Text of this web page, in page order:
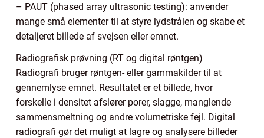
– PAUT (phased array ultrasonic testing): anvender
mange små elementer til at styre lydstrålen og skabe et
detaljeret billede af svejsen eller emnet.
Radiografisk prøvning (RT og digital røntgen)
Radiografi bruger røntgen- eller gammakilder til at
gennemlyse emnet. Resultatet er et billede, hvor
forskelle i densitet afslører porer, slagge, manglende
sammensmeltning og andre volumetriske fejl. Digital
radiografi gør det muligt at lagre og analysere billeder